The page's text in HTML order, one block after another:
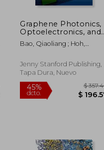
Graphene Photonics,
Optoelectronics, and
Plasmonics (en Inglés)
Bao, Qiaoliang ; Hoh,
Jenny Stanford Publishing,
Tapa Dura, Nuevo